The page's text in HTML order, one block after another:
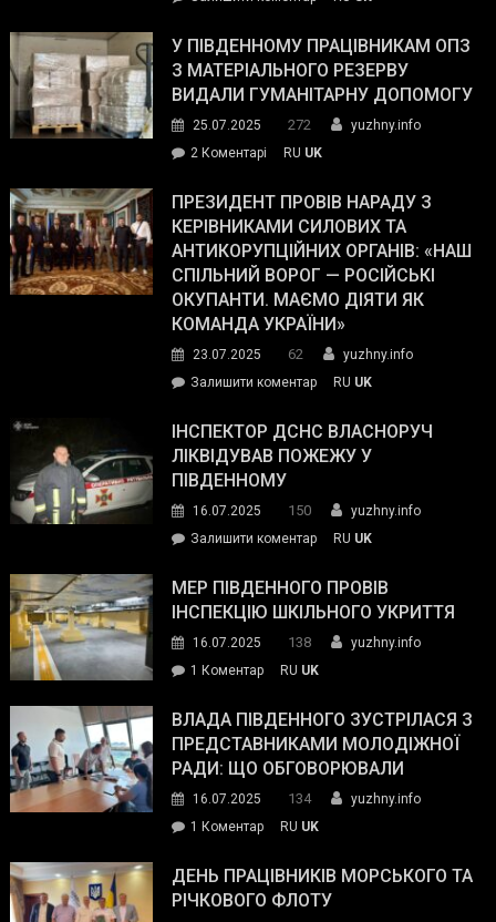
завойовує
симпатії
виборців
The
Street
Journal.
У ПІВДЕННОМУ ПРАЦІВНИКАМ ОПЗ
З МАТЕРІАЛЬНОГО РЕЗЕРВУ
ВИДАЛИ ГУМАНІТАРНУ ДОПОМОГУ
25.07.2025 272
yuzhny.info
2 Коментарі
Південному
працівникам
ОПЗ
з
матеріального
резерву
гуманітарну
допомогу
RU UK
ПРЕЗИДЕНТ ПРОВІВ НАРАДУ З
КЕРІВНИКАМИ СИЛОВИХ ТА
АНТИКОРУПЦІЙНИХ ОРГАНІВ: «НАШ
СПІЛЬНИЙ ВОРОГ — РОСІЙСЬКІ
ОКУПАНТИ. МАЄМО ДІЯТИ ЯК
КОМАНДА УКРАЇНИ»
23.07.2025 62
yuzhny.info
Залишити коментарon
провів
нараду
силових
та
органів:
«Наш
спільний
окупанти.
Маємо
діяти
команда
RU UK
ІНСПЕКТОР ДСНС ВЛАСНОРУЧ
ЛІКВІДУВАВ ПОЖЕЖУ У
ПІВДЕННОМУ
16.07.2025 150
yuzhny.info
Залишити коментарon
ДСНС
власноруч
пожежу
у
RU UK
МЕР ПІВДЕННОГО ПРОВІВ
ІНСПЕКЦІЮ ШКІЛЬНОГО УКРИТТЯ
16.07.2025 138
yuzhny.info
1 Коментардо
Південного
провів
інспекцію
укриття
RU UK
ВЛАДА ПІВДЕННОГО ЗУСТРІЛАСЯ З
ПРЕДСТАВНИКАМИ МОЛОДІЖНОЇ
РАДИ: ЩО ОБГОВОРЮВАЛИ
16.07.2025 134
yuzhny.info
1 Коментардо
Південного
зустрілася
RU UK
ДЕНЬ ПРАЦІВНИКІВ МОРСЬКОГО ТА
РІЧКОВОГО ФЛОТУ